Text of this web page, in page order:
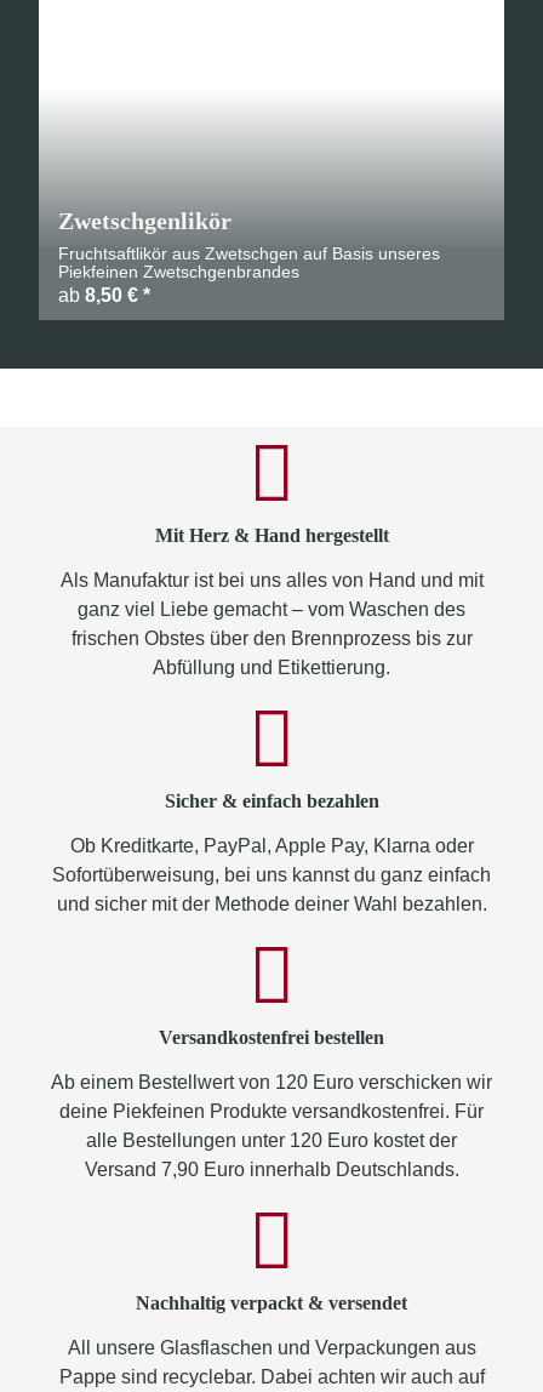
Zwetschgenlikör
Fruchtsaftlikör aus Zwetschgen auf Basis unseres
Piekfeinen Zwetschgenbrandes
ab 8,50 € *
Mit Herz & Hand hergestellt
Als Manufaktur ist bei uns alles von Hand und mit
ganz viel Liebe gemacht – vom Waschen des
frischen Obstes über den Brennprozess bis zur
Abfüllung und Etikettierung.
Sicher & einfach bezahlen
Ob Kreditkarte, PayPal, Apple Pay, Klarna oder
Sofortüberweisung, bei uns kannst du ganz einfach
und sicher mit der Methode deiner Wahl bezahlen.
Versandkostenfrei bestellen
Ab einem Bestellwert von 120 Euro verschicken wir
deine Piekfeinen Produkte versandkostenfrei. Für
alle Bestellungen unter 120 Euro kostet der
Versand 7,90 Euro innerhalb Deutschlands.
Nachhaltig verpackt & versendet
All unsere Glasflaschen und Verpackungen aus
Pappe sind recyclebar. Dabei achten wir auch auf